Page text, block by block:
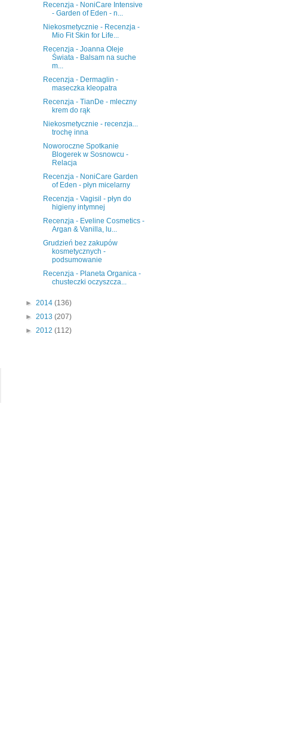
Recenzja - NoniCare Intensive
- Garden of Eden - n...
Niekosmetycznie - Recenzja -
Mio Fit Skin for Life...
Recenzja - Joanna Oleje
Świata - Balsam na suche
m...
Recenzja - Dermaglin -
maseczka kleopatra
Recenzja - TianDe - mleczny
krem do rąk
Niekosmetycznie - recenzja...
trochę inna
Noworoczne Spotkanie
Blogerek w Sosnowcu -
Relacja
Recenzja - NoniCare Garden
of Eden - płyn micelarny
Recenzja - Vagisil - płyn do
higieny intymnej
Recenzja - Eveline Cosmetics -
Argan & Vanilla, lu...
Grudzień bez zakupów
kosmetycznych -
podsumowanie
Recenzja - Planeta Organica -
chusteczki oczyszcza...
► 2014 (136)
► 2013 (207)
► 2012 (112)